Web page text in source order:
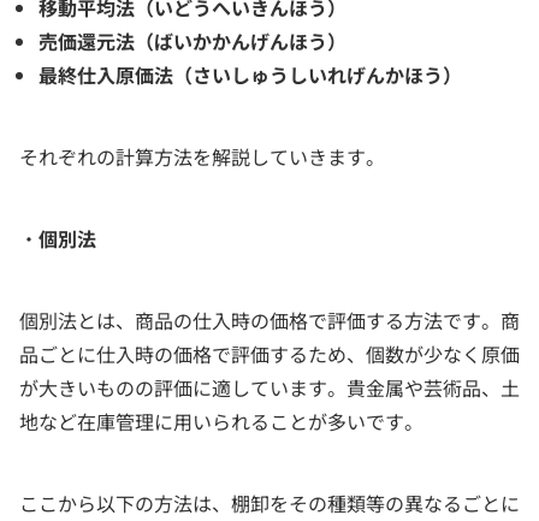
移動平均法（いどうへいきんほう）
売価還元法（ばいかかんげんほう）
最終仕入原価法（さいしゅうしいれげんかほう）
それぞれの計算方法を解説していきます。
・ 個別法
個別法とは、商品の仕入時の価格で評価する方法です。商
品ごとに仕入時の価格で評価するため、個数が少なく原価
が大きいものの評価に適しています。貴金属や芸術品、土
地など在庫管理に用いられることが多いです。
ここから以下の方法は、棚卸をその種類等の異なるごとに